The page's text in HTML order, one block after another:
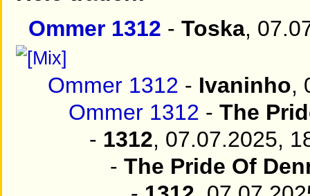
Ommer 1312 - Toska,
Ommer 1312 - Ivaninho,
Ommer 1312 - The
- 1312, 07.07.2025,
- The Pride Of